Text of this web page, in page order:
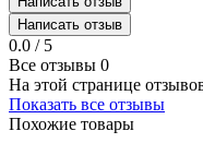
Написать отзыв
0.0 / 5
Все отзывы 0
На этой странице
Показать все отзывы
Похожие товары